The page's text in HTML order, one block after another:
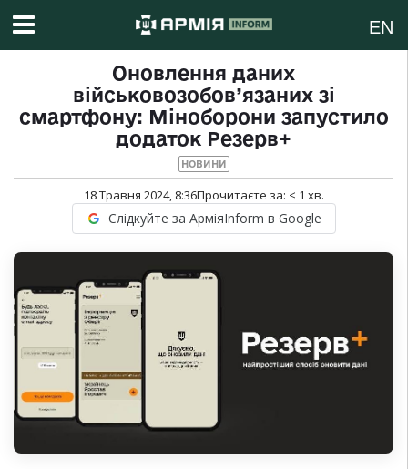
EN
Оновлення даних
військовозобов’язаних зі
смартфону: Міноборони запустило
додаток Резерв+
НОВИНИ
18 Травня 2024, 8:36Прочитаєте за: < 1 хв.
Слідкуйте за АрміяInform в Google